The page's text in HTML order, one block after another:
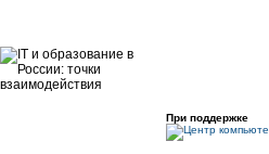
При поддержке